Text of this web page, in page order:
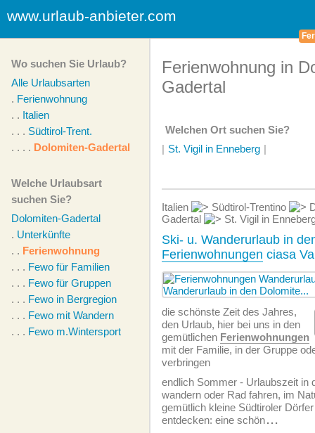
www.urlaub-anbieter.com
Wo suchen Sie Urlaub?
Alle Urlaubsarten
. Ferienwohnung
. . Italien
. . . Südtirol-Trent.
. . . . Dolomiten-Gadertal
Welche Urlaubsart
suchen Sie?
Dolomiten-Gadertal
. Unterkünfte
. . Ferienwohnung
. . . Fewo für Familien
. . . Fewo für Gruppen
. . . Fewo in Bergregion
. . . Fewo mit Wandern
. . . Fewo m.Wintersport
Ferienwohnung in
Gadertal
Welchen Ort suchen Sie?
| St. Vigil in Enneberg |
Italien Südtirol-Trentino
Gadertal
St. Vigil in
Ski- u. Wanderurlaub in
Ferienwohnungen ciasa
die schönste Zeit des Jahres,
den Urlaub, hier bei uns in den
gemütlichen Ferien­wohnungen
mit der Familie, in der Gruppe
verbringen
endlich Sommer - Urlaubszeit in
wandern oder Rad fahren, im
gemütlich kleine Südtiroler
entdecken: eine schön...